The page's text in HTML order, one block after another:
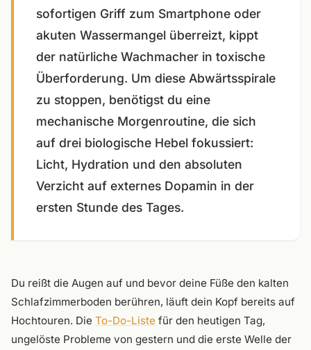
sofortigen Griff zum Smartphone oder
akuten Wassermangel überreizt, kippt
der natürliche Wachmacher in toxische
Überforderung. Um diese Abwärtsspirale
zu stoppen, benötigst du eine
mechanische Morgenroutine, die sich
auf drei biologische Hebel fokussiert:
Licht, Hydration und den absoluten
Verzicht auf externes Dopamin in der
ersten Stunde des Tages.
Du reißt die Augen auf und bevor deine Füße den kalten
Schlafzimmerboden berühren, läuft dein Kopf bereits auf
Hochtouren. Die To-Do-Liste für den heutigen Tag,
ungelöste Probleme von gestern und die erste Welle der